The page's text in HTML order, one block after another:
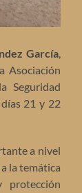
García,
Asociación
Seguridad
21 y 22
a nivel
la temática
protección